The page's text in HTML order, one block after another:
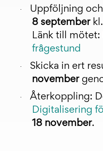
·
Uppföljning
8 septemberkl.
Länk till mötet:
frågestund
· Skicka in ert
november
·
Återkoppling:
Digitalisering
18 november.